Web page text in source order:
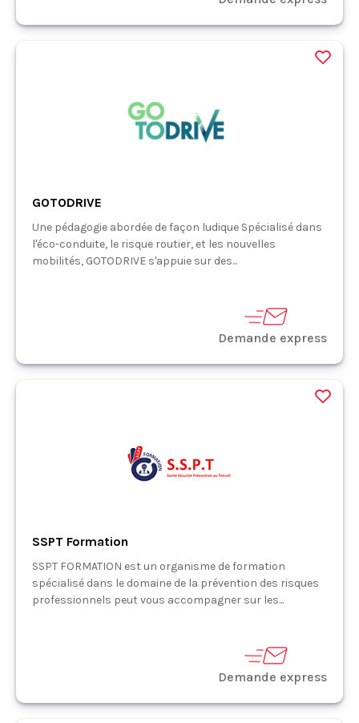
GOTODRIVE
Une pédagogie abordée de façon ludique Spécialisé dans
l'éco-conduite, le risque routier, et les nouvelles
mobilités, GOTODRIVE s'appuie sur des...
Demande express
SSPT Formation
SSPT FORMATION est un organisme de formation
spécialisé dans le domaine de la prévention des risques
professionnels peut vous accompagner sur les...
Demande express